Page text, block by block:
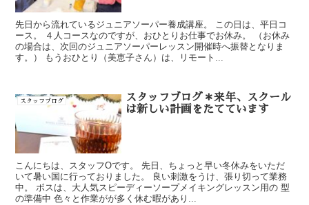
先日から流れているジュニアソーパー養成講座。 この日は、平日コ
ース。 ４人コースなのですが、おひとりお仕事でお休み。 （お休み
の場合は、次回のジュニアソーパーレッスン開催時へ振替となりま
す。） もうおひとり（美恵子さん）は、リモート...
スタッフブログ
スタッフブログ＊来年、スクール
は新しい計画をたてています
こんにちは、スタッフOです。 先日、ちょっと早い冬休みをいただ
いて暑い国に行っておりました。 良い刺激をうけ、張り切って業務
中。 ボスは、大人気スピーディーソープメイキングレッスン用の 型
の準備中 色々と作業がが多く休む暇があり...